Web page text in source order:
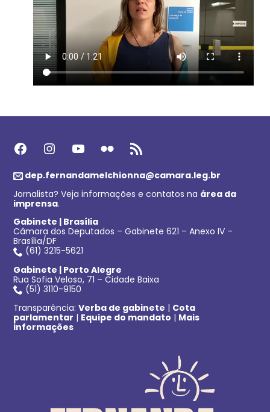
Facebook Instagram Youtube Flickr Feed RSS
dep.fernandamelchionna@camara.leg.br
Jornalista? Veja informações e contatos na área da
imprensa.
Gabinete | Brasília
Câmara dos Deputados – Gabinete 621 – Anexo IV –
Brasília/DF
(61) 3215-5621
Gabinete | Porto Alegre
Rua Sofia Veloso, 71 – Cidade Baixa
(51) 3110-9150
Transparência:Verba de gabinete | Cota
parlamentar | Equipe do mandato | Mais
informações